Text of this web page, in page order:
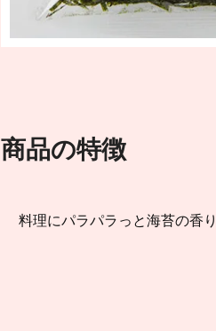
商品の特徴
料理にパラパラっと海苔の香